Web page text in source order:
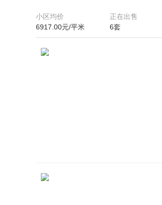
小区均价
6917.00元/平米
正在出售
6套